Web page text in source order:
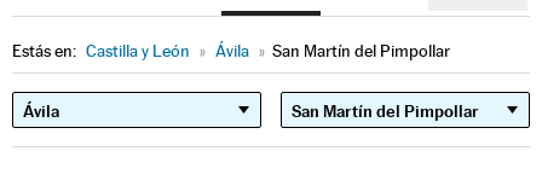
Estás en: Castilla y León » Ávila » San Martín del Pimpollar